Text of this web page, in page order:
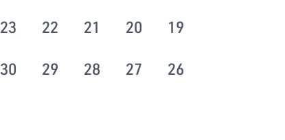
19
20
21
22
23
26
27
28
29
30